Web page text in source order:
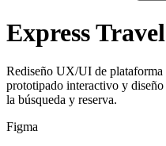
Express Travel
Rediseño UX/UI de plataforma
prototipado interactivo y
la búsqueda y reserva.
Figma